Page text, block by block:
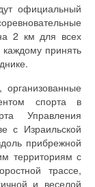
официальный
2 км для всех
принять
спорта в
Управления
с Израильской
прибрежной
территориям с
трассе,
и веселой